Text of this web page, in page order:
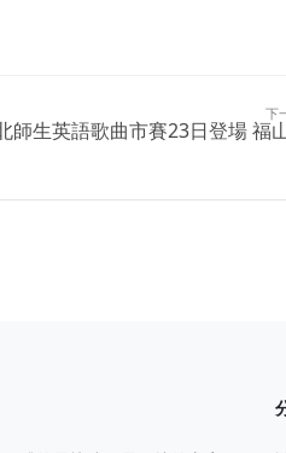
下
師生英語歌曲市賽23日登場 福